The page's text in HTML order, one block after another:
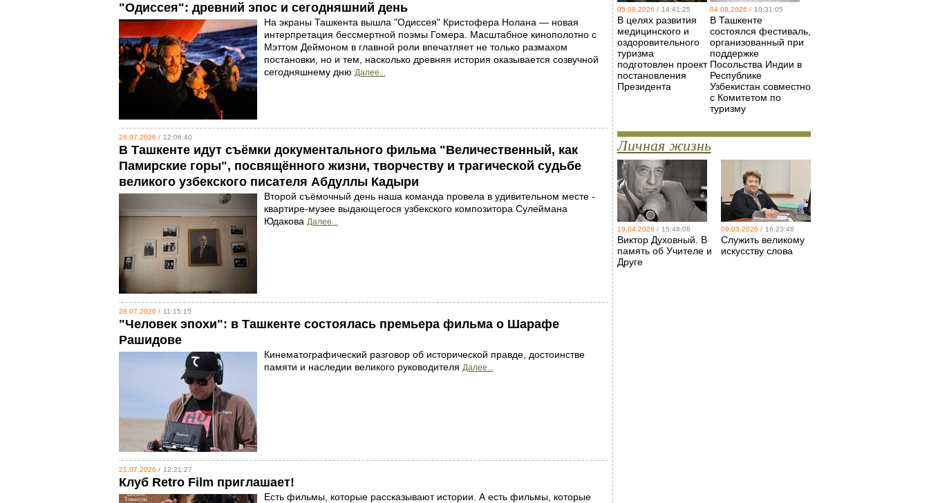
"Одиссея": древний эпос и сегодняшний день
На экраны Ташкента вышла "Одиссея" Кристофера Нолана — новая
интерпретация бессмертной поэмы Гомера. Масштабное кинополотно с
Мэттом Деймоном в главной роли впечатляет не только размахом
постановки, но и тем, насколько древняя история оказывается созвучной
сегодняшнему дню Далее...
28.07.2026 / 12:06:40
В Ташкенте идут съёмки документального фильма "Величественный, как
Памирские горы", посвящённого жизни, творчеству и трагической судьбе
великого узбекского писателя Абдуллы Кадыри
Второй съёмочный день наша команда провела в удивительном месте -
квартире-музее выдающегося узбекского композитора Сулеймана
Юдакова Далее...
28.07.2026 / 11:15:15
"Человек эпохи": в Ташкенте состоялась премьера фильма о Шарафе
Рашидове
Кинематографический разговор об исторической правде, достоинстве
памяти и наследии великого руководителя Далее...
21.07.2026 / 12:21:27
Клуб Retro Film приглашает!
Есть фильмы, которые рассказывают истории. А есть фильмы, которые
05.08.2026 / 14:41:25
В целях развития
медицинского и
оздоровительного
туризма
подготовлен проект
постановления
Президента
04.08.2026 / 10:31:05
В Ташкенте
состоялся фестиваль,
организованный при
поддержке
Посольства Индии в
Республике
Узбекистан совместно
с Комитетом по
туризму
Личная жизнь
19.04.2026 / 15:48:06
Виктор Духовный. В
память об Учителе и
Друге
09.03.2026 / 16:23:48
Служить великому
искусству слова